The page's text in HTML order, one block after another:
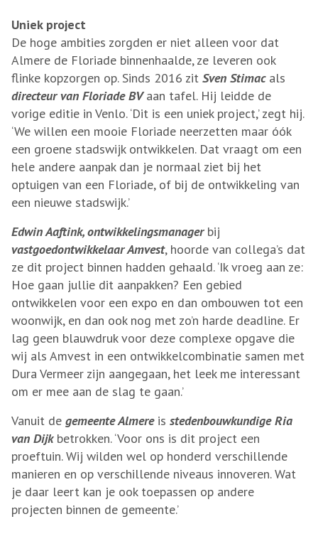
Uniek project
De hoge ambities zorgden er niet alleen voor dat
Almere de Floriade binnenhaalde, ze leveren ook
flinke kopzorgen op. Sinds 2016 zitSven Stimacals
directeur van Floriade BVaan tafel. Hij leidde de
vorige editie in Venlo. ‘Dit is een uniek project,’ zegt hij.
‘We willen een mooie Floriade neerzetten maar óók
een groene stadswijk ontwikkelen. Dat vraagt om een
hele andere aanpak dan je normaal ziet bij het
optuigen van een Floriade, of bij de ontwikkeling van
een nieuwe stadswijk.’
Edwin Aaftink, ontwikkelingsmanager bij
vastgoedontwikkelaar Amvest, hoorde van collega’s dat
ze dit project binnen hadden gehaald. ‘Ik vroeg aan ze:
Hoe gaan jullie dit aanpakken? Een gebied
ontwikkelen voor een expo en dan ombouwen tot een
woonwijk, en dan ook nog met zo’n harde deadline. Er
lag geen blauwdruk voor deze complexe opgave die
wij als Amvest in een ontwikkelcombinatie samen met
Dura Vermeer zijn aangegaan, het leek me interessant
om er mee aan de slag te gaan.’
Vanuit degemeente Almere is stedenbouwkundige Ria
van Dijkbetrokken. ‘Voor ons is dit project een
proeftuin. Wij wilden wel op honderd verschillende
manieren en op verschillende niveaus innoveren. Wat
je daar leert kan je ook toepassen op andere
projecten binnen de gemeente.’